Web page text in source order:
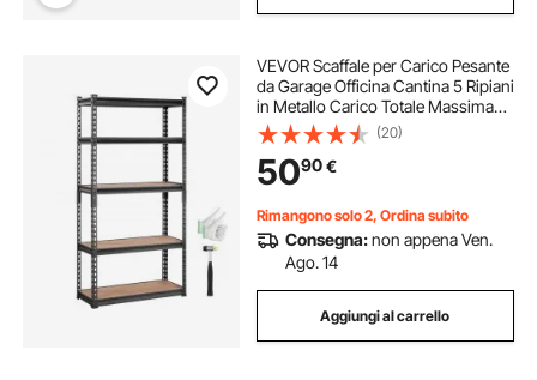
VEVOR Scaffale per Carico Pesante
da Garage Officina Cantina 5 Ripiani
in Metallo Carico Totale Massima
907,2kg, Scaffale in Metallo Altezza
Ripiano Regolabile 75 x 30 x 152
cm, Scaffale per Magazzino
(20)
5090€
Rimangono solo 2, Ordina subito
Consegna:non appena Ven.
Ago. 14
Aggiungi al carrello